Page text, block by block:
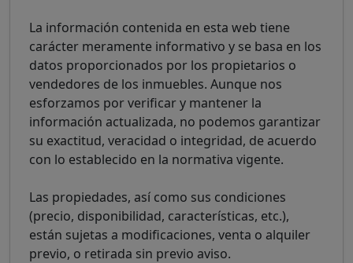
La información contenida en esta web tiene
carácter meramente informativo y se basa en los
datos proporcionados por los propietarios o
vendedores de los inmuebles. Aunque nos
esforzamos por verificar y mantener la
información actualizada, no podemos garantizar
su exactitud, veracidad o integridad, de acuerdo
con lo establecido en la normativa vigente.
Las propiedades, así como sus condiciones
(precio, disponibilidad, características, etc.),
están sujetas a modificaciones, venta o alquiler
previo, o retirada sin previo aviso.